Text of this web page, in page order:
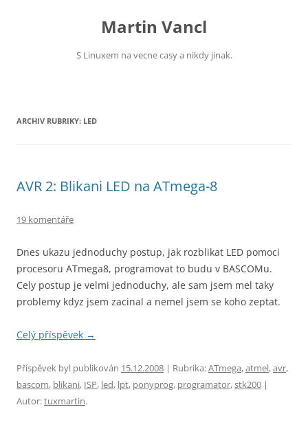
Martin Vancl
S Linuxem na vecne casy a nikdy jinak.
ARCHIV RUBRIKY: LED
AVR 2: Blikani LED na ATmega-8
19 komentáře
Dnes ukazu jednoduchy postup, jak rozblikat LED pomoci
procesoru ATmega8, programovat to budu v BASCOMu.
Cely postup je velmi jednoduchy, ale sam jsem mel taky
problemy kdyz jsem zacinal a nemel jsem se koho zeptat.
Celý příspěvek →
Příspěvek byl publikován 15.12.2008 | Rubrika:ATmega,atmel,avr,
bascom, blikani, ISP, led, lpt, ponyprog, programator,stk200 |
Autor:tuxmartin.